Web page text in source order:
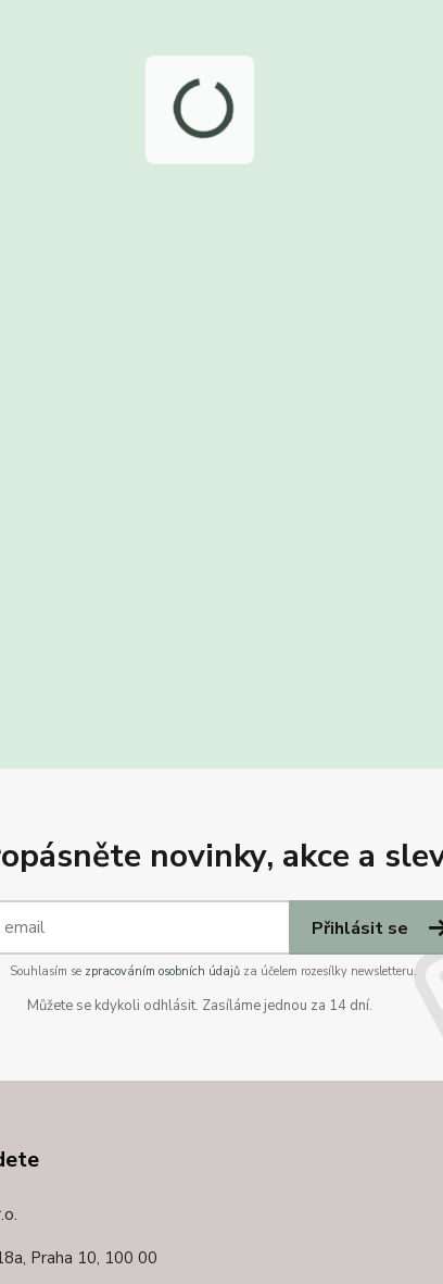
novinky, akce a
Přihlásit se
Souhlasím se zpracováním osobních údajůza účelem rozesílky newsletteru.
Můžete se kdykoli odhlásit. Zasíláme jednou za 14 dní.
Praha 10, 100 00